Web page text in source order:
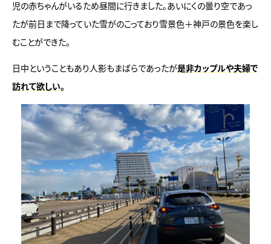
児の赤ちゃんがいるため昼間に行きました。あいにくの曇り空であっ
たが前日まで降っていた雪がのこっており雪景色＋神戸の景色を楽し
むことができた。
日中ということもあり人影もまばらであったが是非カップルや夫婦で
訪れて欲しい。